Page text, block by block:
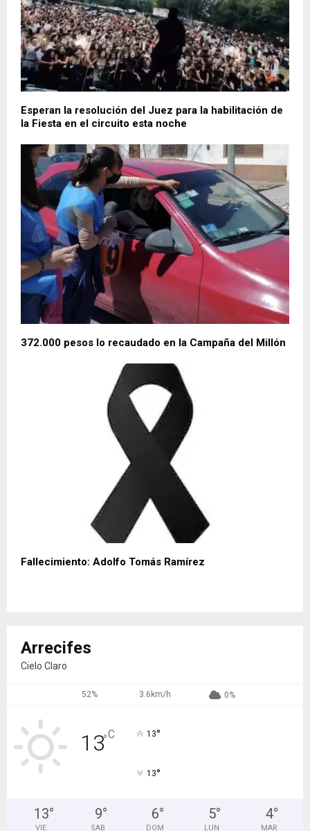
Esperan la resolución del Juez para la habilitación de
la Fiesta en el circuito esta noche
372.000 pesos lo recaudado en la Campaña del Millón
Fallecimiento: Adolfo Tomás Ramírez
Arrecifes
Cielo Claro
52% 3.6km/h 0%
13°C 13°
13°
13°
VIE
9°
SAB
6°
DOM
5°
LUN
4°
MAR